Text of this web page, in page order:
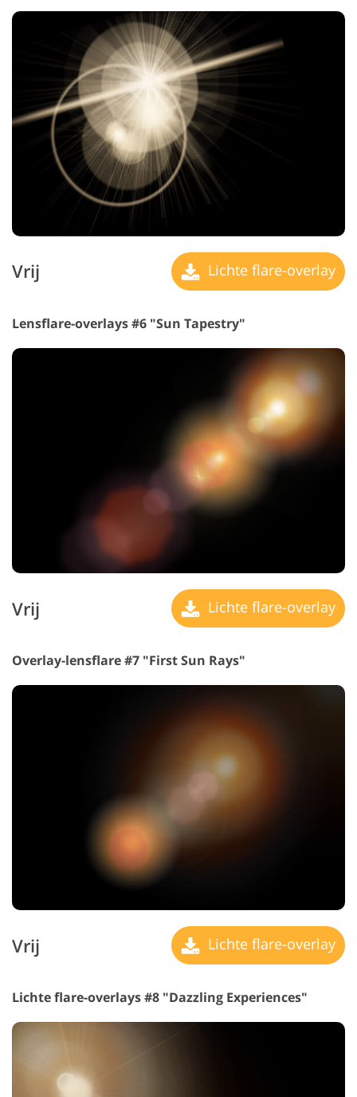
Vrij Lichte flare-overlay
Lensflare-overlays #6 "Sun Tapestry"
Vrij Lichte flare-overlay
Overlay-lensflare #7 "First Sun Rays"
Vrij Lichte flare-overlay
Lichte flare-overlays #8 "Dazzling Experiences"